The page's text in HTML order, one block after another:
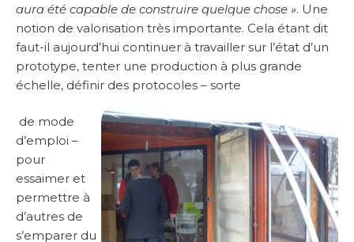
aura été capable de construire quelque chose ». Une
notion de valorisation très importante. Cela étant dit
faut-il aujourd’hui continuer à travailler sur l’état d’un
prototype, tenter une production à plus grande
échelle, définir des protocoles – sorte
de mode
d’emploi –
pour
essaimer et
permettre à
d’autres de
s’emparer du